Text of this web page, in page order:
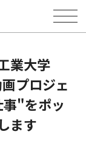
学連携動画プロジ
企画を開催します
業大学
プロジェ
"をポッ
ます